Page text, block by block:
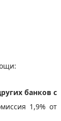
банков с
1,9% от